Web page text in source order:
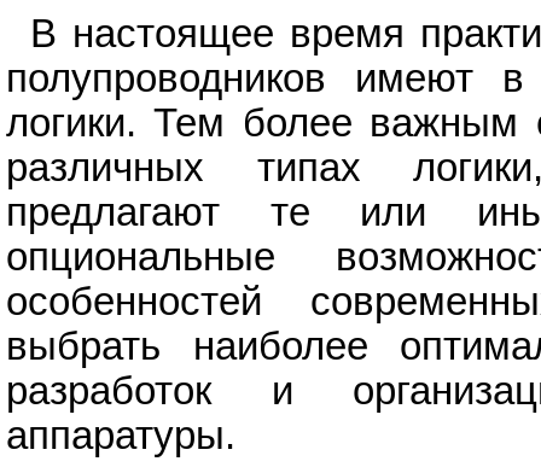
В настоящее время
полупроводников имеют
логики. Тем более важным
различных типах
предлагают те или
опциональные
особенностей
выбрать наиболее
разработок и
аппаратуры.